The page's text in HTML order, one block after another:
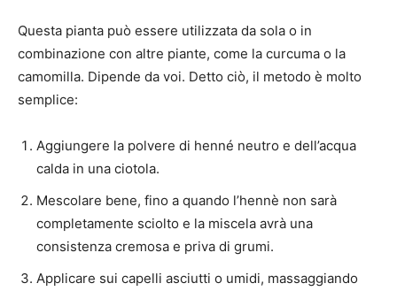
Questa pianta può essere utilizzata da sola o in
combinazione con altre piante, come la curcuma o la
camomilla. Dipende da voi. Detto ciò, il metodo è molto
semplice:
Aggiungere la polvere di henné neutro e dell’acqua
calda in una ciotola.
Mescolare bene, fino a quando l’hennè non sarà
completamente sciolto e la miscela avrà una
consistenza cremosa e priva di grumi.
Applicare sui capelli asciutti o umidi, massaggiando